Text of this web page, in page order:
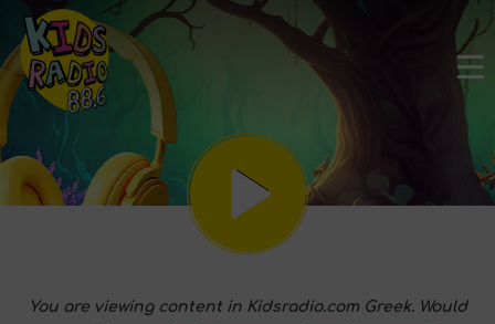
You are viewing content in Kidsradio.com Greek. Would